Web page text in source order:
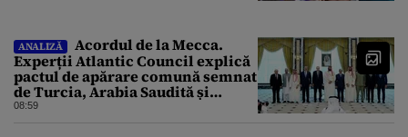
ANALIZĂ
Acordul de la Mecca.
Experții Atlantic Council explică
pactul de apărare comună semnat
de Turcia, Arabia Saudită și
Pakistan
08:59